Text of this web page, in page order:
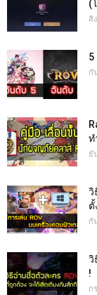
(
สิ
5
กั
ท
ธั
วิ
ตั้
กั
วิ
!
ก